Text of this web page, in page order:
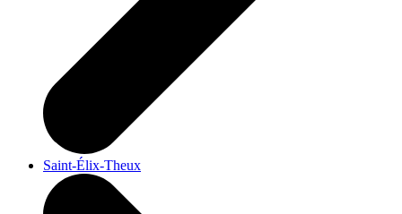
Saint-Élix-Theux